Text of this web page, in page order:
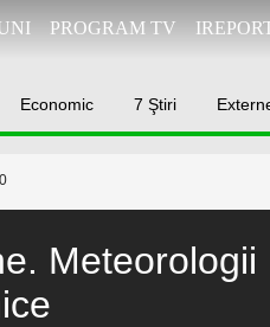
PROGRAM TV
Economic 7 Ştiri